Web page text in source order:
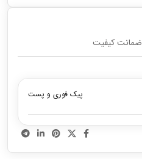
ضمانت کیفیت
پیک فوری و پست